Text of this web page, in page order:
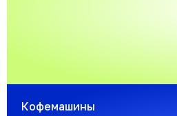
Кофемашины